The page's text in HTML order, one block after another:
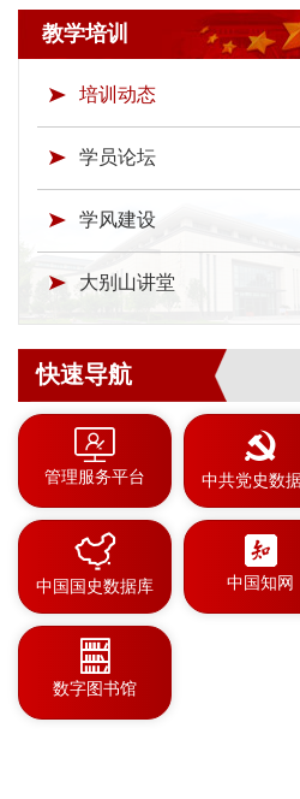
学院简介
现任领导
教学培训
培训动态
学员论坛
学风建设
大别山讲堂
快速导航
管理服务平台 中共党史数
中国国史数据库 中国知网
数字图书馆